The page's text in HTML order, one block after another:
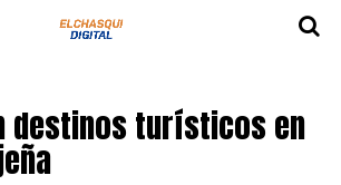
destinos turísticos en